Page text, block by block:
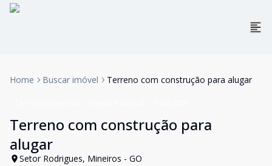
Home Buscar imóvel Terreno com construção para alugar
Terreno com construção para
alugar
Setor Rodrigues, Mineiros - GO